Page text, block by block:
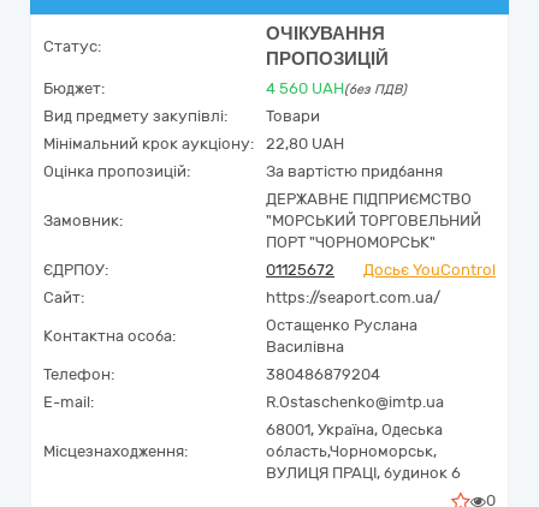
Статус:
ОЧІКУВАННЯ
ПРОПОЗИЦІЙ
Бюджет: 4 560 UAH(без ПДВ)
Вид предмету закупівлі:
Товари
Мінімальний крок аукціону:
22,80 UAH
Оцінка пропозицій:
За вартістю придбання
Замовник:
ДЕРЖАВНЕ ПІДПРИЄМСТВО
"МОРСЬКИЙ ТОРГОВЕЛЬНИЙ
ПОРТ "ЧОРНОМОРСЬК"
ЄДРПОУ:
01125672
Досьє YouControl
Сайт:
https://seaport.com.ua/
Контактна особа:
Остащенко Руслана
Василівна
Телефон:
380486879204
E-mail:
R.Ostaschenko@imtp.ua
Місцезнаходження:
68001, Україна, Одеська
область,Чорноморськ,
ВУЛИЦЯ ПРАЦІ, будинок 6
0